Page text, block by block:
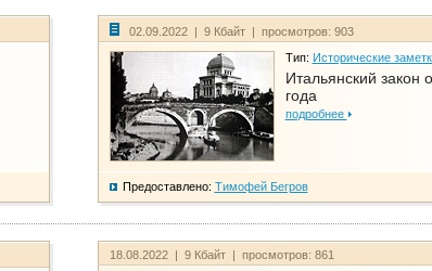
02.09.2022 | 9 Кбайт | просмотров: 903
Тип: Исторические
Итальянский закон
года
подробнее
Предоставлено: Тимофей Бегров
18.08.2022 | 9 Кбайт | просмотров: 861